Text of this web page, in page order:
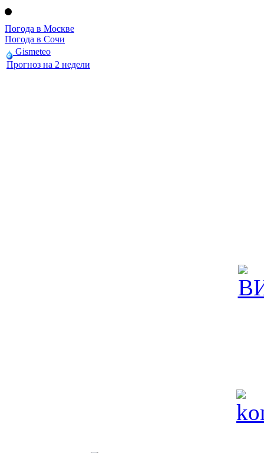
Погода в Москве
Погода в Сочи
Gismeteo
Прогноз на 2 недели